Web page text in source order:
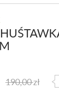
190,00zł